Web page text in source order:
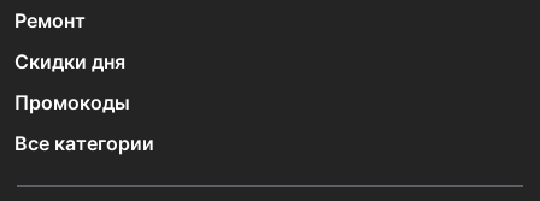
Ремонт
Скидки дня
Промокоды
Все категории